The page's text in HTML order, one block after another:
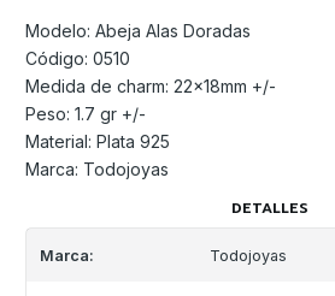
Modelo: Abeja Alas Doradas
Código: 0510
Medida de charm: 22x18mm +/-
Peso: 1.7 gr +/-
Material: Plata 925
Marca: Todojoyas
DETALLES
Marca: Todojoyas